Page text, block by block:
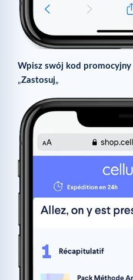
Wpisz swój kod promocyjny
„Zastosuj„